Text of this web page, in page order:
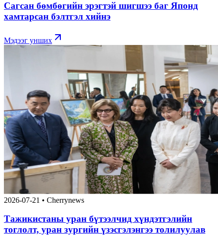
Сагсан бөмбөгийн эрэгтэй шигшээ баг Японд
хамтарсан бэлтгэл хийнэ
Мэдээг унших
2026-07-21 • Cherrynews
Тажикистаны уран бүтээлчид хүндэтгэлийн
тоглолт, уран зургийн үзэсгэлэнгээ толилуулав